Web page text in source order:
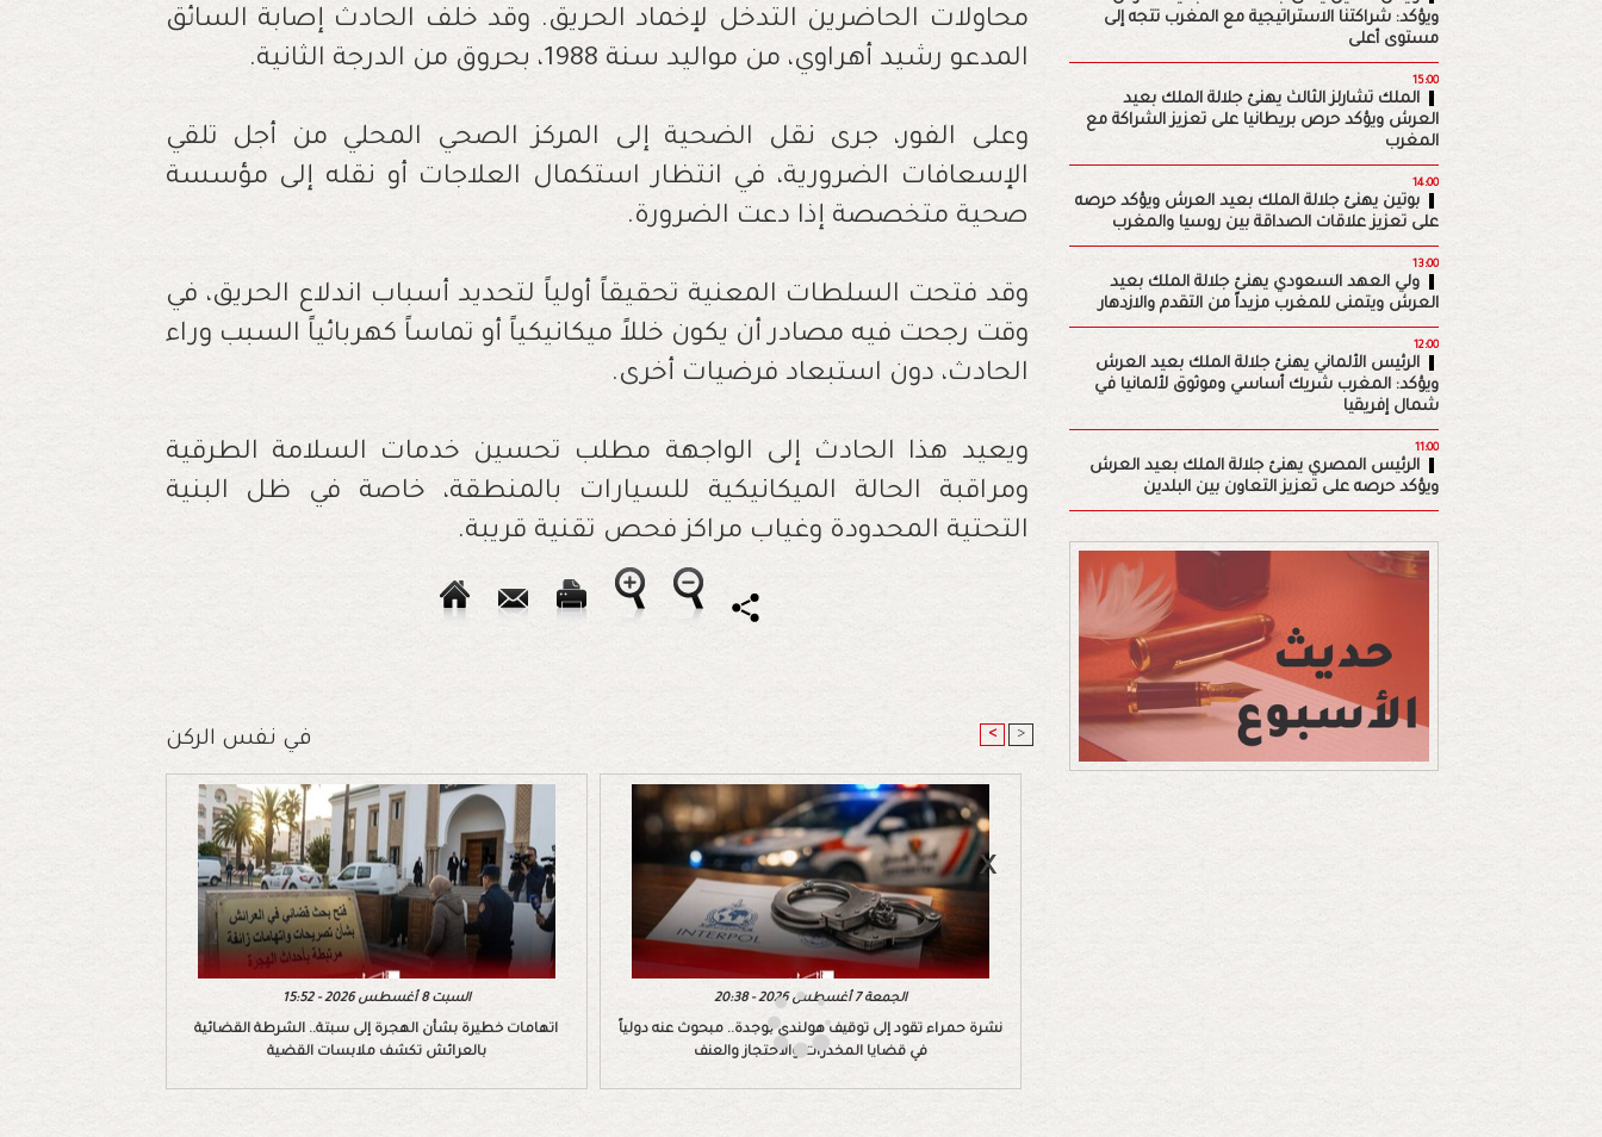
محاولات الحاضرين التدخل لإخماد الحريق. وقد خلف الحادث إصابة السائق
المدعو رشيد أهراوي، من مواليد سنة 1988، بحروق من الدرجة الثانية.
وعلى الفور، جرى نقل الضحية إلى المركز الصحي المحلي من أجل تلقي
الإسعافات الضرورية، في انتظار استكمال العلاجات أو نقله إلى مؤسسة
صحية متخصصة إذا دعت الضرورة.
وقد فتحت السلطات المعنية تحقيقاً أولياً لتحديد أسباب اندلاع الحريق، في
وقت رجحت فيه مصادر أن يكون خللاً ميكانيكياً أو تماساً كهربائياً السبب وراء
الحادث، دون استبعاد فرضيات أخرى.
ويعيد هذا الحادث إلى الواجهة مطلب تحسين خدمات السلامة الطرقية
ومراقبة الحالة الميكانيكية للسيارات بالمنطقة، خاصة في ظل البنية
التحتية المحدودة وغياب مراكز فحص تقنية قريبة.
في نفس الركن < >
السبت 8 أغسطس 2026 - 15:52
اتهامات خطيرة بشأن الهجرة إلى سبتة.. الشرطة القضائية
بالعرائش تكشف ملابسات القضية
الجمعة 7 أغسطس 2026 - 20:38
نشرة حمراء تقود إلى توقيف هولندي بوجدة.. مبحوث عنه دولياً
في قضايا المخدرات والاحتجاز والعنف
ويؤكد: شراكتنا الاستراتيجية مع المغرب تتجه إلى
مستوى أعلى
15:00
الملك تشارلز الثالث يهنئ جلالة الملك بعيد
العرش ويؤكد حرص بريطانيا على تعزيز الشراكة مع
المغرب
14:00
بوتين يهنئ جلالة الملك بعيد العرش ويؤكد حرصه
على تعزيز علاقات الصداقة بين روسيا والمغرب
13:00
ولي العهد السعودي يهنئ جلالة الملك بعيد
العرش ويتمنى للمغرب مزيداً من التقدم والازدهار
12:00
الرئيس الألماني يهنئ جلالة الملك بعيد العرش
ويؤكد: المغرب شريك أساسي وموثوق لألمانيا في
شمال إفريقيا
11:00
الرئيس المصري يهنئ جلالة الملك بعيد العرش
ويؤكد حرصه على تعزيز التعاون بين البلدين